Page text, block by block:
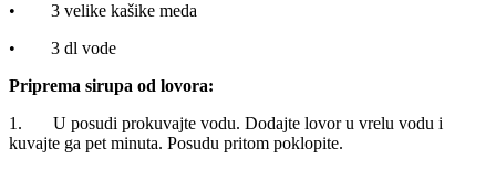
• 3 velike kašike meda
• 3 dl vode
Priprema sirupa od lovora:
1. U posudi prokuvajte vodu. Dodajte lovor u vrelu vodu i
kuvajte ga pet minuta. Posudu pritom poklopite.